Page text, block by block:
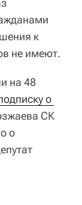
к
не имеют.
на 48
о
СК
о